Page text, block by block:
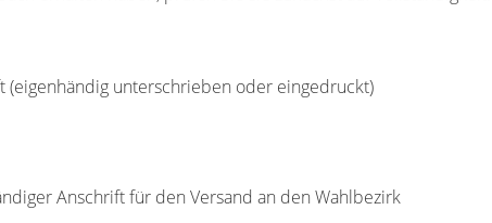
unterschrieben oder eingedruckt)
Anschrift für den Versand an den Wahlbezirk